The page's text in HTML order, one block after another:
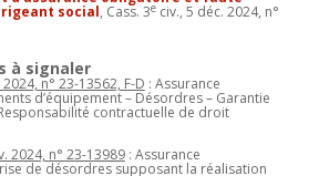
social, Cass. 3eciv., 5 déc. 2024, n°
à signaler
n° 23-13562, F-D : Assurance
d’équipement – Désordres – Garantie
contractuelle de droit
2024, n° 23-13989: Assurance
de désordres supposant la réalisation